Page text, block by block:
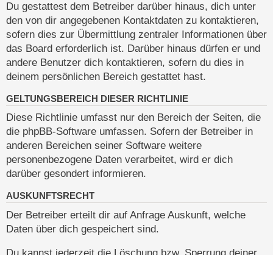
Du gestattest dem Betreiber darüber hinaus, dich unter
den von dir angegebenen Kontaktdaten zu kontaktieren,
sofern dies zur Übermittlung zentraler Informationen über
das Board erforderlich ist. Darüber hinaus dürfen er und
andere Benutzer dich kontaktieren, sofern du dies in
deinem persönlichen Bereich gestattet hast.
GELTUNGSBEREICH DIESER RICHTLINIE
Diese Richtlinie umfasst nur den Bereich der Seiten, die
die phpBB-Software umfassen. Sofern der Betreiber in
anderen Bereichen seiner Software weitere
personenbezogene Daten verarbeitet, wird er dich
darüber gesondert informieren.
AUSKUNFTSRECHT
Der Betreiber erteilt dir auf Anfrage Auskunft, welche
Daten über dich gespeichert sind.